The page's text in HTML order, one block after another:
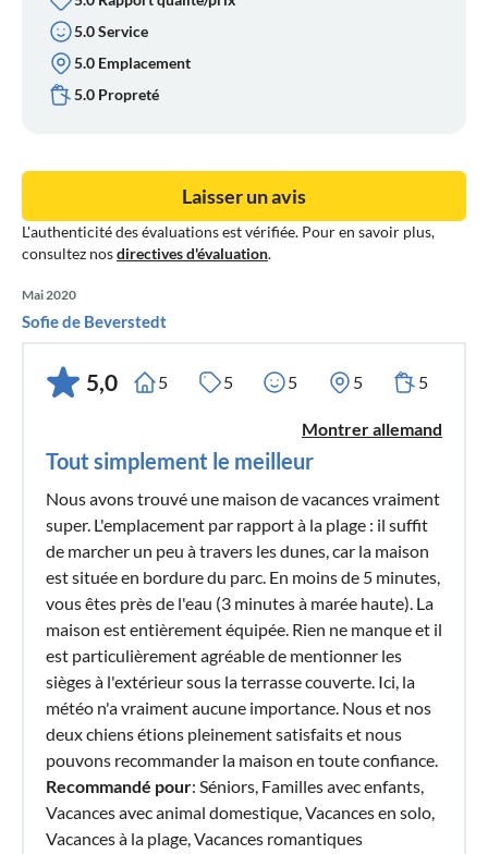
parasol, ainsi qu'une charrette à bras, deux couvertures,
une pour la charrette à bras et une pour les chiens Sont
également disponibles gratuitement un lit de voyage pour
enfants, une protection contre les chutes, un siège de
5.0 Service
5.0 Emplacement
5.0 Propreté
L'authenticité des évaluations est vérifiée. Pour en savoir plus,
consultez nosdirectives d'évaluation.
Laisser un avis
Mai 2020
Sofie de Beverstedt
5,0 5 5 5 5 5
Montrer allemand
Tout simplement le meilleur
Nous avons trouvé une maison de vacances vraiment
super. L'emplacement par rapport à la plage : il suffit
de marcher un peu à travers les dunes, car la maison
est située en bordure du parc. En moins de 5 minutes,
vous êtes près de l'eau (3 minutes à marée haute). La
maison est entièrement équipée. Rien ne manque et il
est particulièrement agréable de mentionner les
sièges à l'extérieur sous la terrasse couverte. Ici, la
météo n'a vraiment aucune importance. Nous et nos
deux chiens étions pleinement satisfaits et nous
pouvons recommander la maison en toute confiance.
Recommandé pour: Séniors, Familles avec enfants,
Vacances avec animal domestique, Vacances en solo,
Vacances à la plage, Vacances romantiques